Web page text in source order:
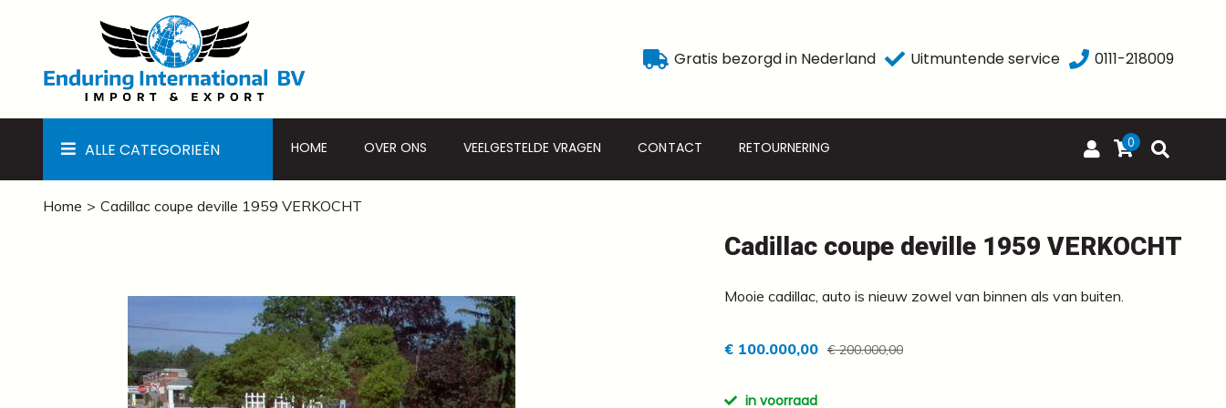
Gratis bezorgd in Nederland Uitmuntende service 0111-218009
ALLE CATEGORIEËN HOME OVER ONS VEELGESTELDE VRAGEN CONTACT RETOURNERING 0
Home Cadillac coupe deville 1959 VERKOCHT
Cadillac coupe deville 1959 VERKOCHT
Mooie cadillac, auto is nieuw zowel van binnen als van buiten.
€ 100.000,00 € 200.000,00
in voorraad